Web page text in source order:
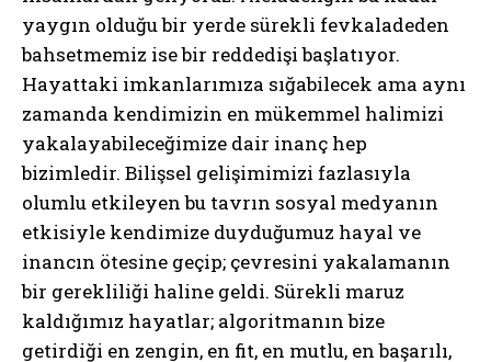
yaygın olduğu bir yerde sürekli fevkaladeden
bahsetmemiz ise bir reddedişi başlatıyor.
Hayattaki imkanlarımıza sığabilecek ama aynı
zamanda kendimizin en mükemmel halimizi
yakalayabileceğimize dair inanç hep
bizimledir. Bilişsel gelişimimizi fazlasıyla
olumlu etkileyen bu tavrın sosyal medyanın
etkisiyle kendimize duyduğumuz hayal ve
inancın ötesine geçip; çevresini yakalamanın
bir gerekliliği haline geldi. Sürekli maruz
kaldığımız hayatlar; algoritmanın bize
getirdiği en zengin, en fit, en mutlu, en başarılı,